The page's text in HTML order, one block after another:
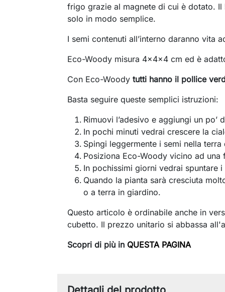
frigo grazie al magnete di cui è dotato.
solo in modo semplice.
I semi contenuti all’interno daranno vita
Eco-Woody misura 4x4x4 cm ed è
Con Eco-Woody tutti hanno il pollice
Basta seguire queste semplici istruzioni:
Rimuovi l’adesivo e aggiungi un po’
In pochi minuti vedrai crescere la
Spingi leggermente i semi nella
Posiziona Eco-Woody vicino ad
In pochissimi giorni vedrai spuntare
Quando la pianta sarà cresciuta
o a terra in giardino.
Questo articolo è ordinabile anche in
cubetto. Il prezzo unitario si abbassa
Scopri di più in QUESTA PAGINA